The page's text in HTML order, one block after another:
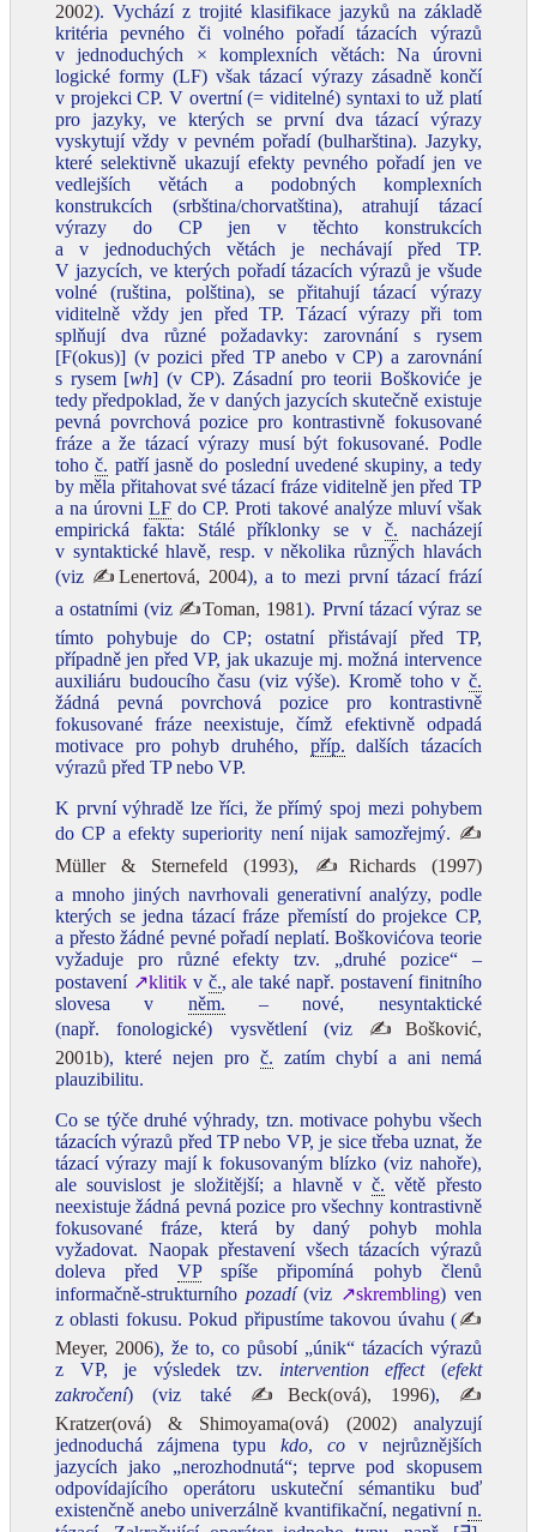
2002). Vychází z trojité klasifikace jazyků na základě
kritéria pevného či volného pořadí tázacích výrazů
v jednoduchých × komplexních větách: Na úrovni
logické formy (LF) však tázací výrazy zásadně končí
v projekci CP. V overtní (= viditelné) syntaxi to už platí
pro jazyky, ve kterých se první dva tázací výrazy
vyskytují vždy v pevném pořadí (bulharština). Jazyky,
které selektivně ukazují efekty pevného pořadí jen ve
vedlejších větách a podobných komplexních
konstrukcích (srbština/chorvatština), atrahují tázací
výrazy do CP jen v těchto konstrukcích
a v jednoduchých větách je nechávají před TP.
V jazycích, ve kterých pořadí tázacích výrazů je všude
volné (ruština, polština), se přitahují tázací výrazy
viditelně vždy jen před TP. Tázací výrazy při tom
splňují dva různé požadavky: zarovnání s rysem
[F(okus)] (v pozici před TP anebo v CP) a zarovnání
s rysem [wh] (v CP). Zásadní pro teorii Boškoviće je
tedy předpoklad, že v daných jazycích skutečně existuje
pevná povrchová pozice pro kontrastivně fokusované
fráze a že tázací výrazy musí být fokusované. Podle
tohoč. patří jasně do poslední uvedené skupiny, a tedy
by měla přitahovat své tázací fráze viditelně jen před TP
a na úrovniLF do CP. Proti takové analýze mluví však
empirická fakta: Stálé příklonky se v č. nacházejí
v syntaktické hlavě, resp. v několika různých hlavách
(viz ✍Lenertová, 2004), a to mezi první tázací frází
a ostatními (viz ✍Toman, 1981). První tázací výraz se
tímto pohybuje do CP; ostatní přistávají před TP,
případně jen před VP, jak ukazuje mj. možná intervence
auxiliáru budoucího času (viz výše). Kromě toho v č.
žádná pevná povrchová pozice pro kontrastivně
fokusované fráze neexistuje, čímž efektivně odpadá
motivace pro pohyb druhého, příp. dalších tázacích
výrazů před TP nebo VP.
K první výhradě lze říci, že přímý spoj mezi pohybem
do CP a efekty superiority není nijak samozřejmý. ✍
Müller & Sternefeld (1993), ✍Richards (1997)
a mnoho jiných navrhovali generativní analýzy, podle
kterých se jedna tázací fráze přemístí do projekce CP,
a přesto žádné pevné pořadí neplatí. Boškovićova teorie
vyžaduje pro různé efekty tzv. „druhé pozice“ –
postavení ↗klitikv č., ale také např. postavení finitního
slovesa v něm. – nové, nesyntaktické
(např. fonologické) vysvětlení (viz ✍Bošković,
2001b), které nejen pro č. zatím chybí a ani nemá
plauzibilitu.
Co se týče druhé výhrady, tzn. motivace pohybu všech
tázacích výrazů před TP nebo VP, je sice třeba uznat, že
tázací výrazy mají k fokusovaným blízko (viz nahoře),
ale souvislost je složitější; a hlavně vč. větě přesto
neexistuje žádná pevná pozice pro všechny kontrastivně
fokusované fráze, která by daný pohyb mohla
vyžadovat. Naopak přestavení všech tázacích výrazů
doleva předVPspíše připomíná pohyb členů
informačně-strukturního pozadí(viz ↗skrembling) ven
z oblasti fokusu. Pokud připustíme takovou úvahu (✍
Meyer, 2006), že to, co působí „únik“ tázacích výrazů
z VP, je výsledek tzv. intervention effect(efekt
zakročení) (viz také ✍Beck(ová), 1996), ✍
Kratzer(ová) & Shimoyama(ová) (2002)analyzují
jednoduchá zájmena typu kdo, cov nejrůznějších
jazycích jako „nerozhodnutá“; teprve pod skopusem
odpovídajícího operátoru uskuteční sémantiku buď
existenčně anebo univerzálně kvantifikační, negativní n.